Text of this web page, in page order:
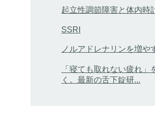
起立性調節障害と体内時
SSRI
ノルアドレナリンを増や
「寝ても取れない疲れ」
く。最新の舌下錠研...